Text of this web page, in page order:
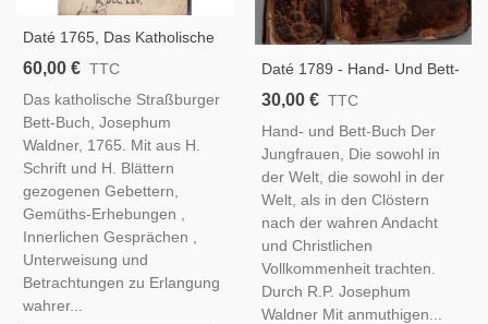
Daté 1765, Das Katholische
Straßburger Bett-Buch,
XVIIIe S, Reliure Cuir XVIIIe
S., Bible, Bibel,
60,00 € TTC
Das katholische Straßburger
Bett-Buch, Josephum
Waldner, 1765. Mit aus H.
Schrift und H. Blättern
gezogenen Gebettern,
Gemüths-Erhebungen ,
Innerlichen Gesprächen ,
Unterweisung und
Betrachtungen zu Erlangung
wahrer...
Daté 1789 - Hand- Und Bett-
Buch Der Jungfrauen,
Missel, Reliure Cuir XVIIIe S.,
Strasbourg, Bibel, Bible,
30,00 € TTC
Hand- und Bett-Buch Der
Jungfrauen, Die sowohl in
der Welt, die sowohl in der
Welt, als in den Clöstern
nach der wahren Andacht
und Christlichen
Vollkommenheit trachten.
Durch R.P. Josephum
Waldner Mit anmuthigen...